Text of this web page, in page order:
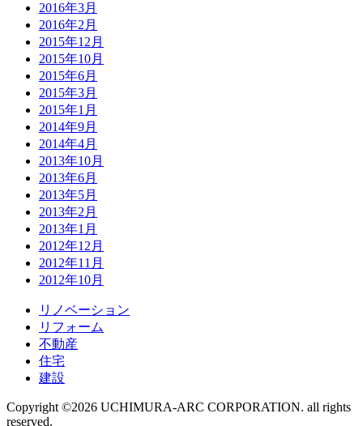
2016年3月
2016年2月
2015年12月
2015年10月
2015年6月
2015年3月
2015年1月
2014年9月
2014年4月
2013年10月
2013年6月
2013年5月
2013年2月
2013年1月
2012年12月
2012年11月
2012年10月
リノベーション
リフォーム
不動産
住宅
建設
Copyright ©2026 UCHIMURA-ARC CORPORATION. all rights
reserved.